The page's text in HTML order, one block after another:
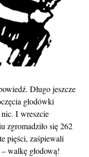
Długo jeszcze
głodówki
nic. I wreszcie
zgromadziło się 262
pięści, zaśpiewali
walkę głodową!